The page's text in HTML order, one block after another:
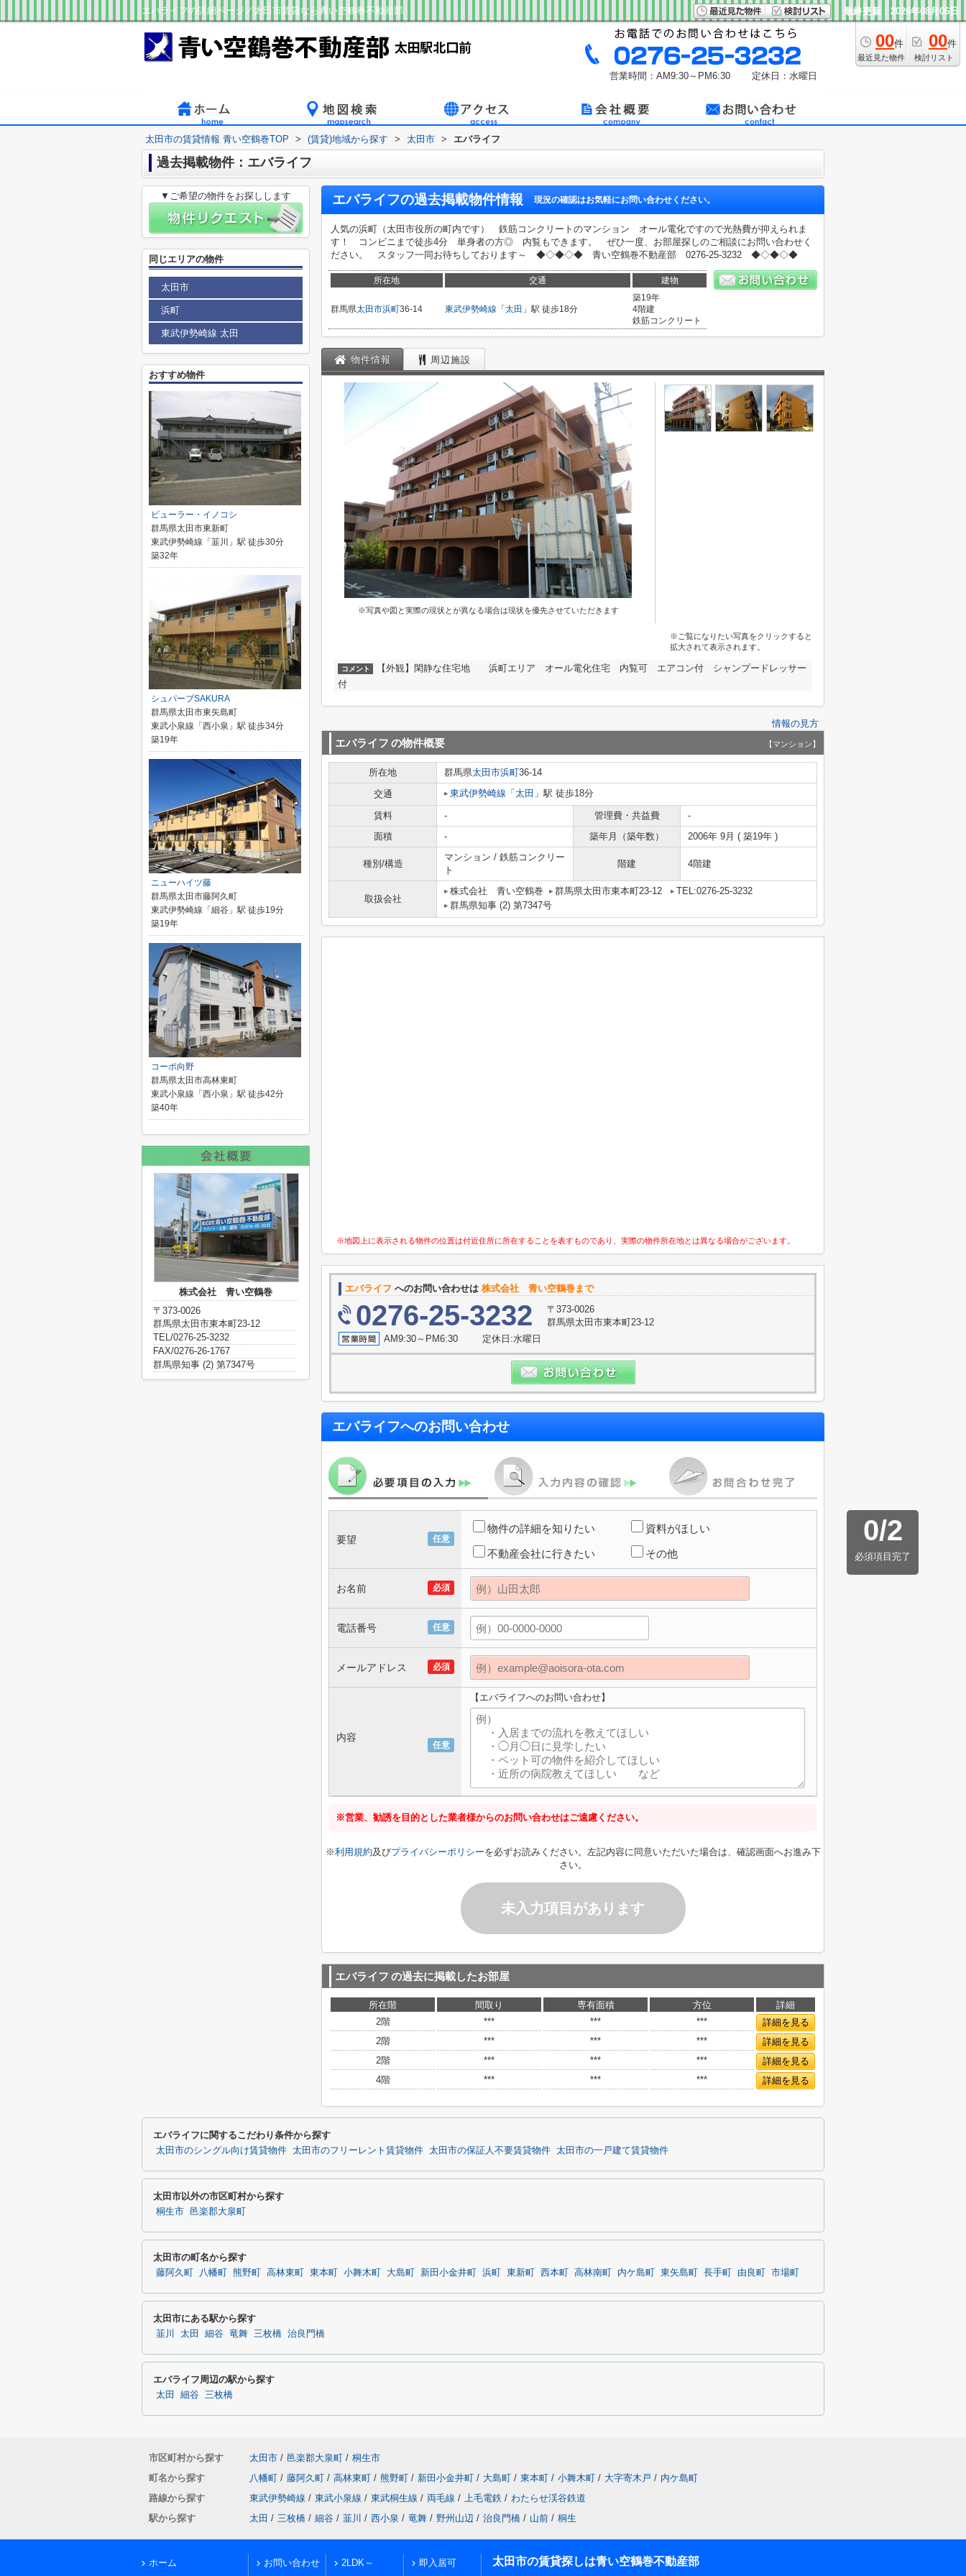
エバライフの詳細ページ／太田市賃貸なら青い空鶴巻不動産部 最終更新：2026年08月06日
00件
最近見た物件
00件
検討リスト
営業時間：AM9:30～PM6:30 定休日：水曜日
太田市の賃貸情報 青い空鶴巻TOP > (賃貸)地域から探す > 太田市 > エバライフ
過去掲載物件：エバライフ
エバライフの過去掲載物件情報 現況の確認はお気軽にお問い合わせください。
人気の浜町（太田市役所の町内です） 鉄筋コンクリートのマンション オール電化ですので光熱費が抑えられま
す！ コンビニまで徒歩4分 単身者の方◎ 内覧もできます。 ぜひ一度、お部屋探しのご相談にお問い合わせく
ださい。 スタッフ一同お待ちしております～ ◆◇◆◇◆ 青い空鶴巻不動産部 0276-25-3232 ◆◇◆◇◆
所在地 交通 建物
群馬県太田市浜町36-14 東武伊勢崎線 「 太田 」駅 徒歩18分
築19年
4階建
鉄筋コンクリート
物件情報 周辺施設
※写真や図と実際の現状とが異なる場合は現状を優先させていただきます
※ご覧になりたい写真をクリックすると
拡大されて表示されます。
コメント
【外観】閑静な住宅地 浜町エリア オール電化住宅 内覧可 エアコン付 シャンプードレッサー
付
情報の見方
エバライフ の物件概要 【マンション】
所在地 群馬県太田市浜町36-14
交通
東武伊勢崎線 「 太田 」駅 徒歩18分
賃料 - 管理費・共益費
-
面積
- 築年月（築年数） 2006年 9月 ( 築19年 )
種別/構造
マンション / 鉄筋コンクリー
ト
階建 4階建
取扱会社
株式会社 青い空鶴巻 群馬県太田市東本町23-12
TEL:0276-25-3232
群馬県知事 (2) 第7347号
※地図上に表示される物件の位置は付近住所に所在することを表すものであり、実際の物件所在地とは異なる場合がございます。
エバライフ へのお問い合わせは 株式会社 青い空鶴巻まで
0276-25-3232
〒373-0026
群馬県太田市東本町23-12
AM9:30～PM6:30 定休日:水曜日
エバライフへのお問い合わせ
0/2
必須項目完了
任意
要望
物件の詳細を知りたい 資料がほしい
不動産会社に行きたい その他
必須
お名前
任意
電話番号
必須
メールアドレス
任意
内容
【エバライフへのお問い合わせ】
※営業、勧誘を目的とした業者様からのお問い合わせはご遠慮ください。
※利用規約及びプライバシーポリシーを必ずお読みください。左記内容に同意いただいた場合は、確認画面へお進み下
さい。
未入力項目があります
エバライフ の過去に掲載したお部屋
所在階 間取り 専有面積 方位
詳細
2階
*** *** ***
詳細を見る
2階
*** *** ***
詳細を見る
2階
*** *** ***
詳細を見る
4階
*** *** *** 詳細を見る
▼ご希望の物件をお探しします
同じエリアの物件
太田市
浜町
東武伊勢崎線 太田
おすすめ物件
ビューラー・イノコシ
群馬県太田市東新町
東武伊勢崎線「韮川」駅 徒歩30分
築32年
シュパーブSAKURA
群馬県太田市東矢島町
東武小泉線「西小泉」駅 徒歩34分
築19年
ニューハイツ藤
群馬県太田市藤阿久町
東武伊勢崎線「細谷」駅 徒歩19分
築19年
コーポ向野
群馬県太田市高林東町
東武小泉線「西小泉」駅 徒歩42分
築40年
株式会社 青い空鶴巻
〒373-0026
群馬県太田市東本町23-12
TEL/0276-25-3232
FAX/0276-26-1767
群馬県知事 (2) 第7347号
エバライフに関するこだわり条件から探す
太田市のシングル向け賃貸物件 太田市のフリーレント賃貸物件 太田市の保証人不要賃貸物件 太田市の一戸建て賃貸物件
太田市以外の市区町村から探す
桐生市 邑楽郡大泉町
太田市の町名から探す
藤阿久町 八幡町 熊野町 高林東町 東本町 小舞木町 大島町 新田小金井町 浜町 東新町 西本町 高林南町 内ケ島町 東矢島町 長手町 由良町 市場町
太田市にある駅から探す
韮川 太田 細谷 竜舞 三枚橋 治良門橋
エバライフ周辺の駅から探す
太田 細谷 三枚橋
市区町村から探す 太田市 / 邑楽郡大泉町 / 桐生市
町名から探す
八幡町 / 藤阿久町 / 高林東町 / 熊野町 / 新田小金井町 / 大島町 / 東本町 / 小舞木町 / 大字寄木戸 / 内ケ島町
路線から探す
東武伊勢崎線 / 東武小泉線 / 東武桐生線 / 両毛線 / 上毛電鉄 / わたらせ渓谷鉄道
駅から探す
太田 / 三枚橋 / 細谷 / 韮川 / 西小泉 / 竜舞 / 野州山辺 / 治良門橋 / 山前 / 桐生
ホーム お問い合わせ 2LDK～ 即入居可 太田市の賃貸探しは青い空鶴巻不動産部